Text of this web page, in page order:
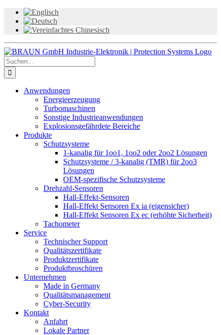
Zum
Inhalt
springen
Suche
nach:
Anwendungen
Energieerzeugung
Turbomaschinen
Sonstige Industrieanwendungen
Explosionsgefährdete Bereiche
Produkte
Schutzsysteme
1-kanalig für 1oo1, 1oo2 oder 2oo2 Lösungen
Schutzsysteme / 3-kanalig (TMR) für 2oo3
Lösungen
OEM-spezifische Schutzsysteme
Drehzahl-Sensoren
Hall-Effekt-Sensoren
Hall-Effekt Sensoren Ex ia (eigensicher)
Hall-Effekt Sensoren Ex ec (erhöhte Sicherheit)
Tachometer
Service
Technischer Support
Qualitätszertifikate
Produktzertifikate
Produktbroschüren
Unternehmen
Made in Germany
Qualitätsmanagement
Cyber-Security
Kontakt
Anfahrt
Lokale Partner